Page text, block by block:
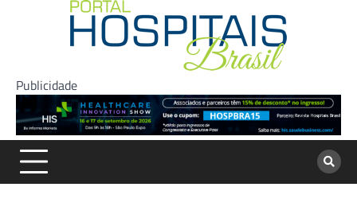
Publicidade